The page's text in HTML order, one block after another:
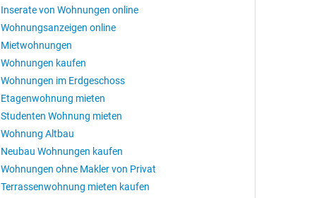
Inserate von Wohnungen online
Wohnungsanzeigen online
Mietwohnungen
Wohnungen kaufen
Wohnungen im Erdgeschoss
Etagenwohnung mieten
Studenten Wohnung mieten
Wohnung Altbau
Neubau Wohnungen kaufen
Wohnungen ohne Makler von Privat
Terrassenwohnung mieten kaufen